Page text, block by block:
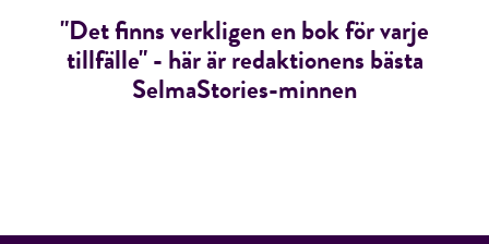
"Det finns verkligen en bok för varje
tillfälle" - här är redaktionens bästa
SelmaStories-minnen